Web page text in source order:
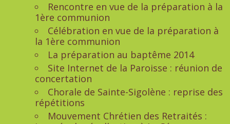
Rencontre en vue de la préparation à la
1ère communion
Célébration en vue de la préparation à
la 1ère communion
La préparation au baptême 2014
Site Internet de la Paroisse : réunion de
concertation
Chorale de Sainte-Sigolène : reprise des
répétitions
Mouvement Chrétien des Retraités :